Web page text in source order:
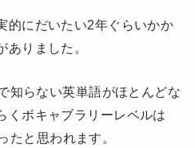
的にだいたい2年ぐらいかか
ありました。
知らない英単語がほとんどな
くボキャブラリーレベルは
たと思われます。